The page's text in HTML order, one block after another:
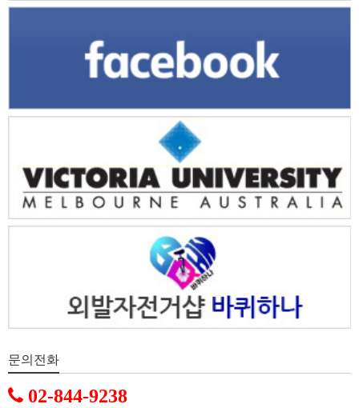
문의전화
02-844-9238